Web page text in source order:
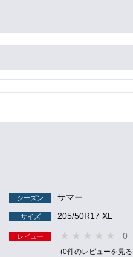
シーズン サマー
サイズ 205/50R17 XL
レビュー 0
(0件のレビューを見